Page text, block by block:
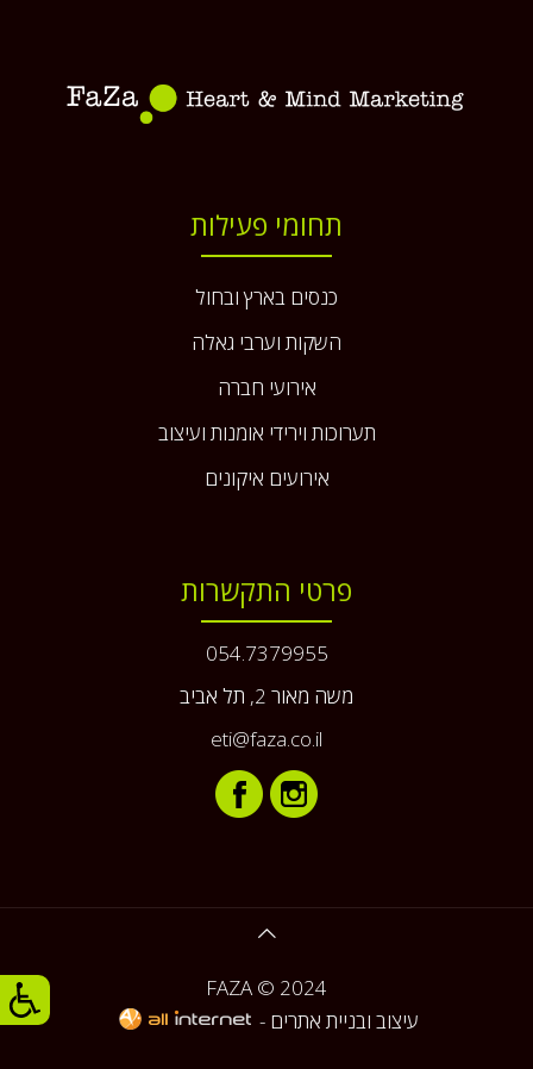
תחומי פעילות
כנסים בארץ ובחול
השקות וערבי גאלה
אירועי חברה
תערוכות וירידי אומנות ועיצוב
אירועים איקונים
פרטי התקשרות
054.7379955
משה מאור 2, תל אביב
eti@faza.co.il
FAZA © 2024
עיצוב ובניית אתרים -